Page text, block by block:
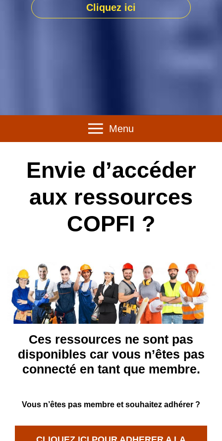
Cliquez ici
Menu
Envie d’accéder
aux ressources
COPFI ?
Ces ressources ne sont pas
disponibles car vous n’êtes pas
connecté en tant que membre.
Vous n’êtes pas membre et souhaitez adhérer ?